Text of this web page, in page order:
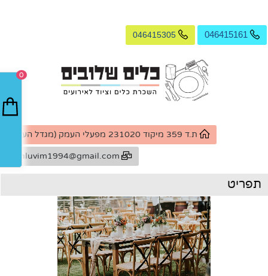
046415161
046415305
ת.ד 359 מיקוד 231020 מפעלי העמק (מגדל העמק)
k.shluvim1994@gmail.com
תפריט
0